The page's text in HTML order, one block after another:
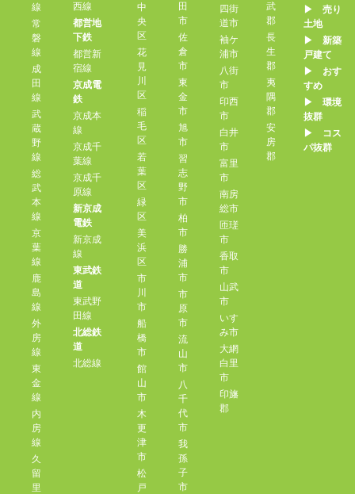
線
常
磐
線
成
田
線
武
蔵
野
線
総
武
本
線
京
葉
線
鹿
島
線
外
房
線
東
金
線
内
房
線
久
留
里
西線
都営地
下鉄
都営新
宿線
京成電
鉄
京成本
線
京成千
葉線
京成千
原線
新京成
電鉄
新京成
線
東武鉄
道
東武野
田線
北総鉄
道
北総線
中
央
区
花
見
川
区
稲
毛
区
若
葉
区
緑
区
美
浜
区
市
川
市
船
橋
市
館
山
市
木
更
津
市
松
戸
田
市
佐
倉
市
東
金
市
旭
市
習
志
野
市
柏
市
勝
浦
市
市
原
市
流
山
市
八
千
代
市
我
孫
子
市
四街
道市
袖ケ
浦市
八街
市
印西
市
白井
市
富里
市
南房
総市
匝瑳
市
香取
市
山武
市
いす
み市
大網
白里
市
印旛
郡
武
郡
長
生
郡
夷
隅
郡
安
房
郡
▶︎ 売り
土地
▶︎ 新築
戸建て
▶︎ おす
すめ
▶︎ 環境
抜群
▶︎ コス
パ抜群